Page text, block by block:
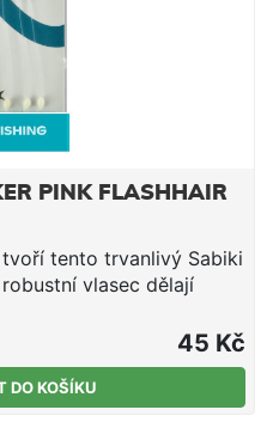
PINK FLASHHAIR
tento trvanlivý Sabiki
vlasec dělají
háčky Krystalový vlas
ryby Háček #6,
mm
45 Kč
DO KOŠÍKU